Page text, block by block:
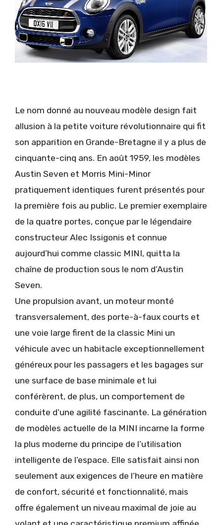
Le nom donné au nouveau modèle design fait
allusion à la petite voiture révolutionnaire qui fit
son apparition en Grande-Bretagne il y a plus de
cinquante-cinq ans. En août 1959, les modèles
Austin Seven et Morris Mini-Minor
pratiquement identiques furent présentés pour
la première fois au public. Le premier exemplaire
de la quatre portes, conçue par le légendaire
constructeur Alec Issigonis et connue
aujourd’hui comme classic MINI, quitta la
chaîne de production sous le nom d’Austin
Seven.
Une propulsion avant, un moteur monté
transversalement, des porte-à-faux courts et
une voie large firent de la classic Mini un
véhicule avec un habitacle exceptionnellement
généreux pour les passagers et les bagages sur
une surface de base minimale et lui
conférèrent, de plus, un comportement de
conduite d’une agilité fascinante. La génération
de modèles actuelle de la MINI incarne la forme
la plus moderne du principe de l’utilisation
intelligente de l’espace. Elle satisfait ainsi non
seulement aux exigences de l’heure en matière
de confort, sécurité et fonctionnalité, mais
offre également un niveau maximal de joie au